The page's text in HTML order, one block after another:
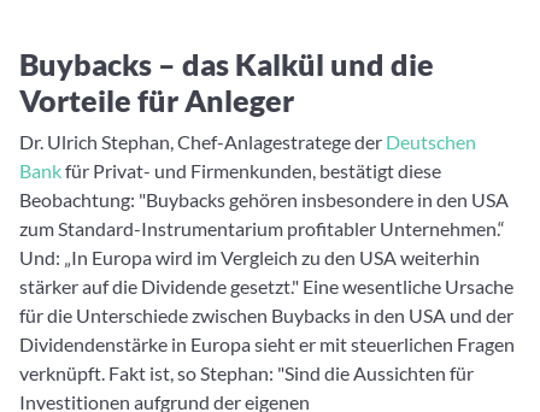
Buybacks – das Kalkül und die
Vorteile für Anleger
Dr. Ulrich Stephan, Chef-Anlagestratege der Deutschen
Bankfür Privat- und Firmenkunden, bestätigt diese
Beobachtung: "Buybacks gehören insbesondere in den USA
zum Standard-Instrumentarium profitabler Unternehmen.“
Und: „In Europa wird im Vergleich zu den USA weiterhin
stärker auf die Dividende gesetzt." Eine wesentliche Ursache
für die Unterschiede zwischen Buybacks in den USA und der
Dividendenstärke in Europa sieht er mit steuerlichen Fragen
verknüpft. Fakt ist, so Stephan: "Sind die Aussichten für
Investitionen aufgrund der eigenen